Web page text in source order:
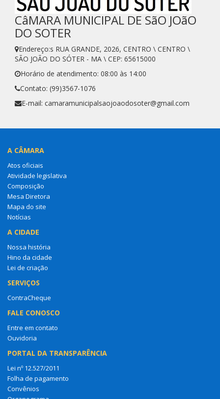
CâMARA MUNICIPAL DE SãO JOãO
DO SOTER
Endereço:s RUA GRANDE, 2026, CENTRO \ CENTRO \
SÃO JOÃO DO SÓTER - MA \ CEP: 65615000
Horário de atendimento: 08:00 às 14:00
Contato: (99)3567-1076
E-mail: camaramunicipalsaojoaodosoter@gmail.com
A CÂMARA
Atos oficiais
Atividade legislativa
Composição
Mesa Diretora
Mapa do site
Notícias
A CIDADE
Nossa história
Hino da cidade
Lei de criação
SERVIÇOS
ContraCheque
FALE CONOSCO
Entre em contato
Ouvidoria
PORTAL DA TRANSPARÊNCIA
Lei nº 12.527/2011
Folha de pagamento
Convênios